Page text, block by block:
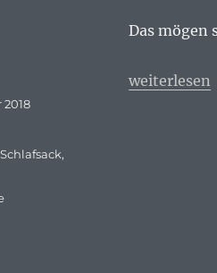
Das mögen
weiterlesen
Schlafsack,
zu